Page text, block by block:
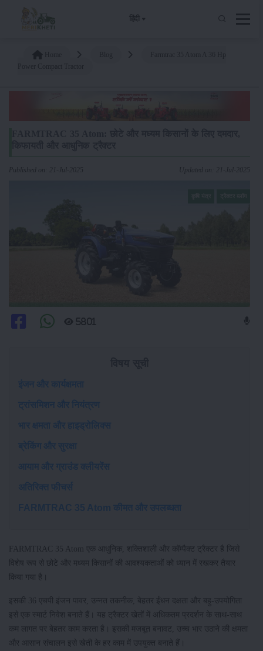
हिंदी
Published on: 21-Jul-2025 Updated on: 21-Jul-2025
5801
इंजन और कार्यक्षमता
ट्रांसमिशन और नियंत्रण
भार क्षमता और हाइड्रोलिक्स
ब्रेकिंग और सुरक्षा
आयाम और ग्राउंड क्लीयरेंस
अतिरिक्त फीचर्स
FARMTRAC 35 Atom कीमत और उपलब्धता
FARMTRAC 35 Atom एक आधुनिक, शक्तिशाली और कॉम्पैक्ट ट्रैक्टर है जिसे
विशेष रूप से छोटे और मध्यम किसानों की आवश्यकताओं को ध्यान में रखकर तैयार
किया गया है।
इसकी 36 एचपी इंजन पावर, उन्नत तकनीक, बेहतर ईंधन दक्षता और बहु-उपयोगिता
इसे एक स्मार्ट निवेश बनाते हैं। यह ट्रैक्टर खेतों में अधिकतम प्रदर्शन के साथ-साथ
कम लागत पर बेहतर काम करता है। इसकी मजबूत बनावट, उच्च भार उठाने की क्षमता
और आसान संचालन इसे खेती के हर काम में उपयुक्त बनाते हैं।